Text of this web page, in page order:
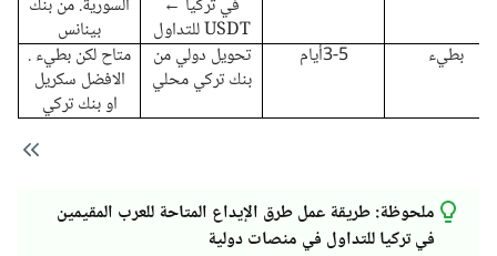
السورية. من بنك
بينانس
في تركيا ←
USDT للتداول
متاح لكن بطيء .
الافضل سكريل
او بنك تركي
تحويل دولي من
بنك تركي محلي
3-5أيام بطيء
ملحوظة: طريقة عمل طرق الإيداع المتاحة للعرب المقيمين
في تركيا للتداول في منصات دولية